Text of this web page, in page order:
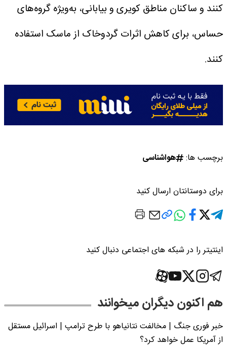
کنند و ساکنان مناطق کویری و بیابانی، به‌ویژه گروه‌های
حساس، برای کاهش اثرات گردوخاک از ماسک استفاده
کنند.
برچسب ها: هواشناسی
برای دوستانتان ارسال کنید
اینتیتر را در شبکه های اجتماعی دنبال کنید
هم اکنون دیگران میخوانند
خبر فوری جنگ | مخالفت نتانیاهو با طرح ترامپ | اسرائیل مستقل
از آمریکا عمل خواهد کرد؟